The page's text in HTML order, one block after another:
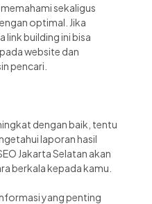
sekaligus
optimal. Jika
link building ini bisa
website dan
pencari.
dengan baik, tentu
laporan hasil
Jakarta Selatan akan
berkala kepada kamu.
yang penting